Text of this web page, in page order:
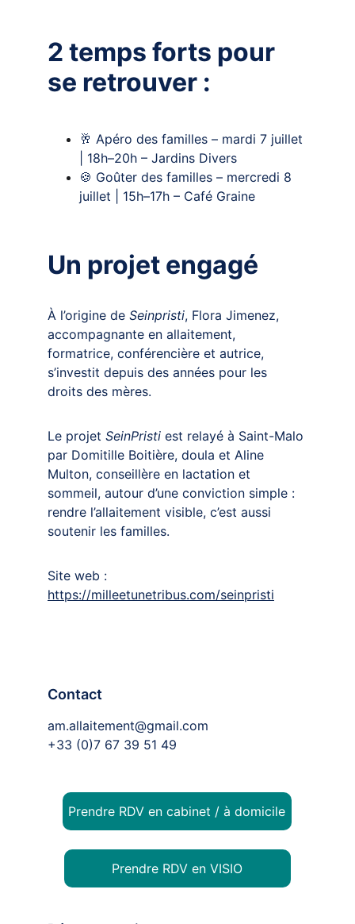
2 temps forts pour
se retrouver :
🥂 Apéro des familles – mardi 7 juillet
| 18h–20h – Jardins Divers
🍪 Goûter des familles – mercredi 8
juillet | 15h–17h – Café Graine
Un projet engagé
À l’origine de Seinpristi, Flora Jimenez,
accompagnante en allaitement,
formatrice, conférencière et autrice,
s’investit depuis des années pour les
droits des mères.
Le projet SeinPristi est relayé à Saint-Malo
par Domitille Boitière, doula et Aline
Multon, conseillère en lactation et
sommeil, autour d’une conviction simple :
rendre l’allaitement visible, c’est aussi
soutenir les familles.
Site web :
https://milleetunetribus.com/seinpristi
Contact
am.allaitement@gmail.com
+33 (0)7 67 39 51 49
Prendre RDV en cabinet / à domicile
Prendre RDV en VISIO